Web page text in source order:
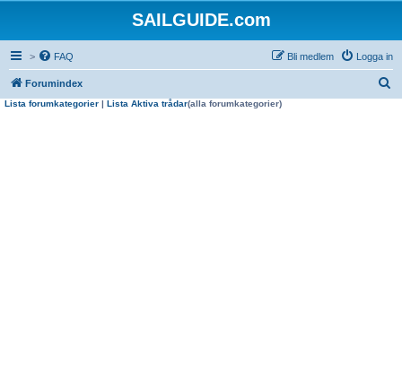
SAILGUIDE.com
> FAQ Logga in
Bli medlem
Forumindex
Lista forumkategorier | Lista Aktiva trådar(alla forumkategorier)